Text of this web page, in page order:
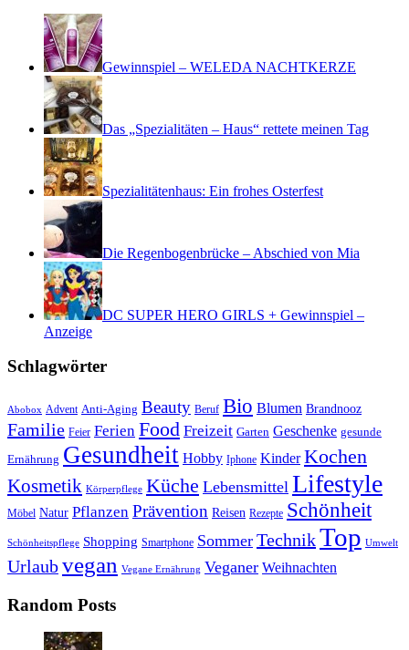
Gewinnspiel – WELEDA NACHTKERZE
Das „Spezialitäten – Haus“ rettete meinen Tag
Spezialitätenhaus: Ein frohes Osterfest
Die Regenbogenbrücke – Abschied von Mia
DC SUPER HERO GIRLS + Gewinnspiel –
Anzeige
Schlagwörter
Abobox Advent Anti-Aging Beauty Beruf Bio Blumen Brandnooz
Familie Feier Ferien Food Freizeit Garten Geschenke gesunde
Ernährung Gesundheit Hobby Iphone Kinder Kochen
Kosmetik Körperpflege Küche Lebensmittel Lifestyle
Möbel Natur Pflanzen Prävention Reisen Rezepte Schönheit
Schönheitspflege Shopping Smartphone Sommer TechnikTop Umwelt
Urlaubvegan Vegane Ernährung Veganer Weihnachten
Random Posts